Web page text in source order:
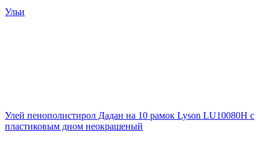
Ульи
Улей пенополистирол Дадан на 10 рамок Lyson LU10080H с
пластиковым дном неокрашеный